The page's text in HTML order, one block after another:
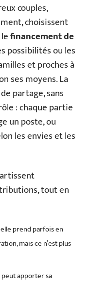
couples,
choisissent
financement de
possibilités ou les
et proches à
ses moyens. La
partage, sans
: chaque partie
un poste, ou
les envies et les
tout en
prend parfois en
mais ce n’est plus
peut apporter sa